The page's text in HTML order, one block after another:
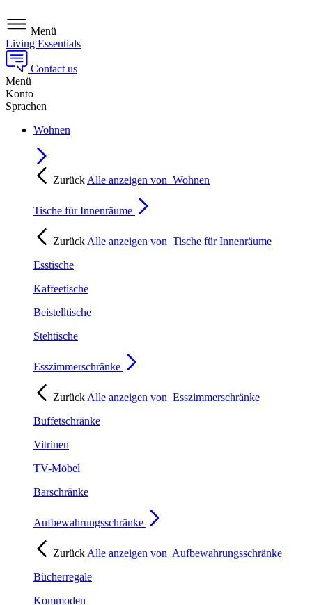
Menü
Living Essentials
Contact us
Menü
Konto
Sprachen
Wohnen
Zurück Alle anzeigen von Wohnen
Tische für Innenräume
Zurück Alle anzeigen von Tische für Innenräume
Esstische
Kaffeetische
Beistelltische
Stehtische
Esszimmerschränke
Zurück Alle anzeigen von Esszimmerschränke
Buffetschränke
Vitrinen
TV-Möbel
Barschränke
Aufbewahrungsschränke
Zurück Alle anzeigen von Aufbewahrungsschränke
Bücherregale
Kommoden